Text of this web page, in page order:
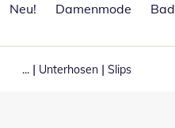
Neu!
Damenmode
... | Unterhosen | Slips